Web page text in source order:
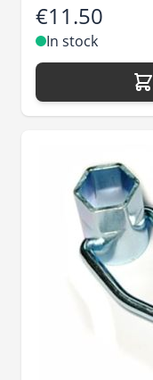
€11.50
In stock